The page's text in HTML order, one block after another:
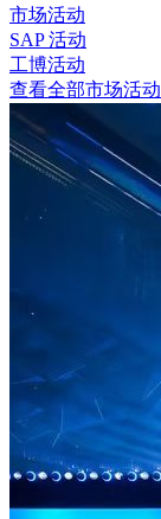
市场活动
SAP 活动
工博活动
查看全部市场活动